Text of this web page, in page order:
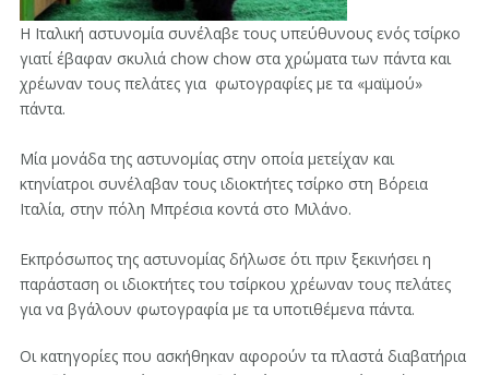
Η Ιταλική αστυνομία συνέλαβε τους υπεύθυνους ενός τσίρκο
γιατί έβαφαν σκυλιά chow chow στα χρώματα των πάντα και
χρέωναν τους πελάτες για φωτογραφίες με τα «μαϊμού»
πάντα.
Μία μονάδα της αστυνομίας στην οποία μετείχαν και
κτηνίατροι συνέλαβαν τους ιδιοκτήτες τσίρκο στη Βόρεια
Ιταλία, στην πόλη Μπρέσια κοντά στο Μιλάνο.
Εκπρόσωπος της αστυνομίας δήλωσε ότι πριν ξεκινήσει η
παράσταση οι ιδιοκτήτες του τσίρκου χρέωναν τους πελάτες
για να βγάλουν φωτογραφία με τα υποτιθέμενα πάντα.
Οι κατηγορίες που ασκήθηκαν αφορούν τα πλαστά διαβατήρια